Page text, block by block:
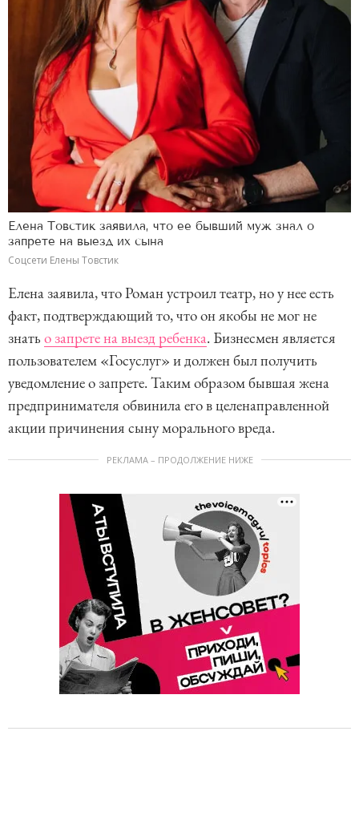
Елена Товстик заявила, что ее бывший муж знал о
запрете на выезд их сына
Соцсети Елены Товстик
Елена заявила, что Роман устроил театр, но у нее есть
факт, подтверждающий то, что он якобы не мог не
знать о запрете на выезд ребенка. Бизнесмен является
пользователем «Госуслуг» и должен был получить
уведомление о запрете. Таким образом бывшая жена
предпринимателя обвинила его в целенаправленной
акции причинения сыну морального вреда.
РЕКЛАМА – ПРОДОЛЖЕНИЕ НИЖЕ